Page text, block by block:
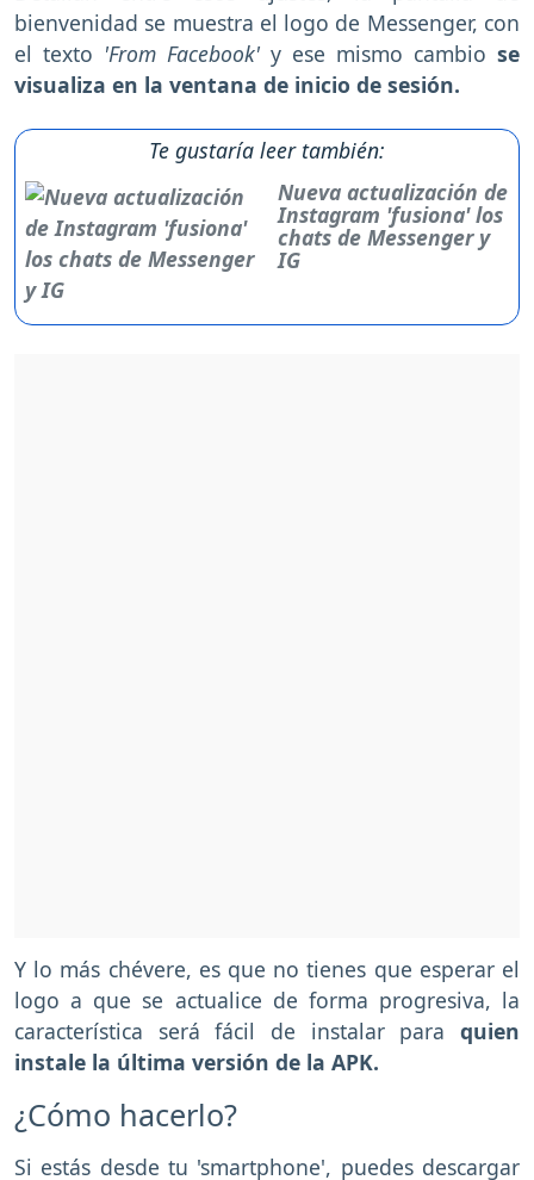
bienvenidad se muestra el logo de Messenger, con
el texto 'From Facebook' y ese mismo cambio se
visualiza en la ventana de inicio de sesión.
Te gustaría leer también:
Nueva actualización de
Instagram 'fusiona' los
chats de Messenger y
IG
Y lo más chévere, es que no tienes que esperar el
logo a que se actualice de forma progresiva, la
característica será fácil de instalar para quien
instale la última versión de la APK.
¿Cómo hacerlo?
Si estás desde tu 'smartphone', puedes descargar